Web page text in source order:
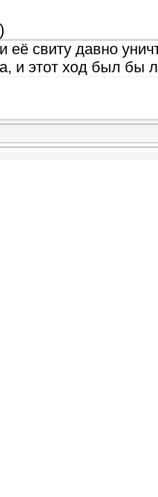
)
её свиту давно
и этот ход был бы